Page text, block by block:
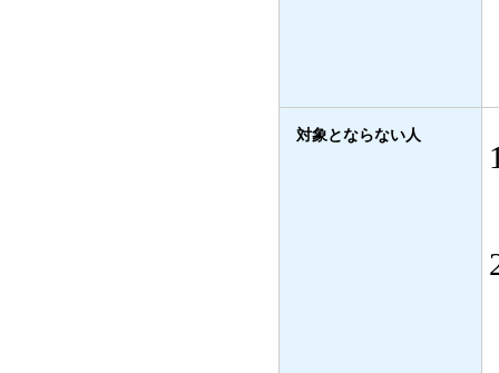
対象とならない人